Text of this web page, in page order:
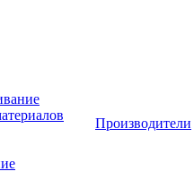
Производители